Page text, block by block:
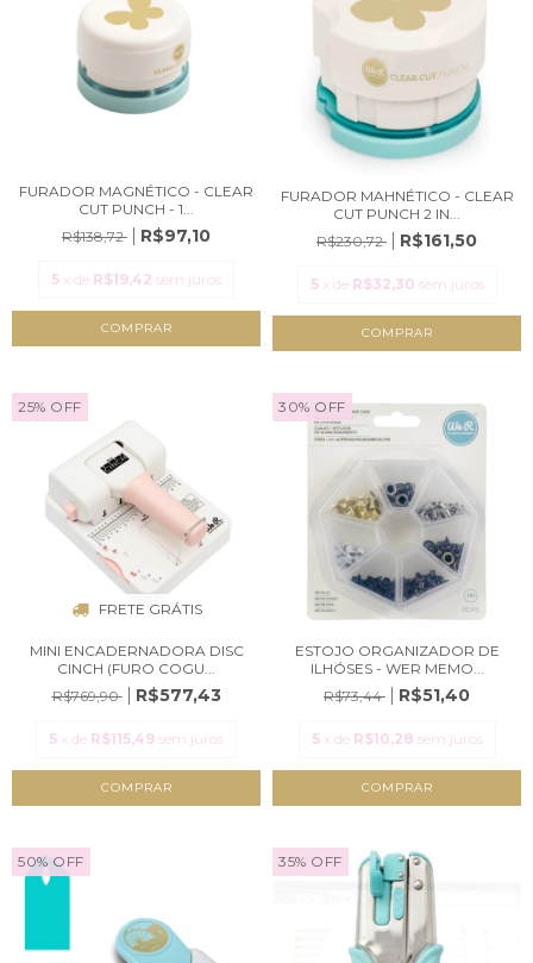
FURADOR MAGNÉTICO - CLEAR
CUT PUNCH - 1...
R$138,72
R$97,10
5 x de R$19,42 sem juros
FURADOR MAHNÉTICO - CLEAR
CUT PUNCH 2 IN...
R$230,72
R$161,50
5 x de R$32,30 sem juros
25% OFF
FRETE GRÁTIS
MINI ENCADERNADORA DISC
CINCH (FURO COGU...
R$769,90
R$577,43
5 x de R$115,49 sem juros
30% OFF
ESTOJO ORGANIZADOR DE
ILHÓSES - WER MEMO...
R$73,44
R$51,40
5 x de R$10,28 sem juros
50%OFF 35% OFF